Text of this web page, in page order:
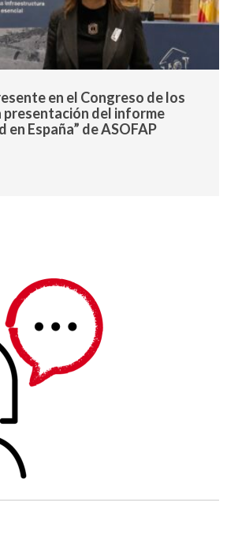
en el Congreso de los
presentación del informe
en España” de ASOFAP